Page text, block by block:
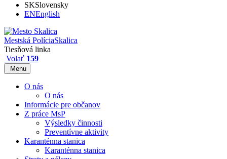
SKSlovensky
ENEnglish
Mestská PolíciaSkalica
Tiesňová linka
Volať 159
Menu
O nás
O nás
Informácie pre občanov
Z práce MsP
Výsledky činnosti
Preventívne aktivity
Karanténna stanica
Karanténna stanica